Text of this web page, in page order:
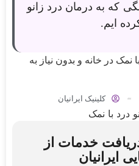
که به درمان درد زانو
ایم.
نمک در خانه و بدون نیاز به
کلینیک ایرانیان
خدمات از
ایرانیان